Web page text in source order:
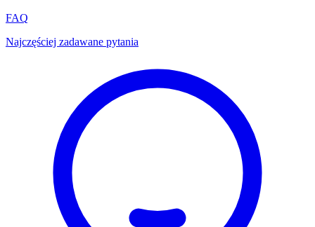
FAQ
Najczęściej zadawane pytania